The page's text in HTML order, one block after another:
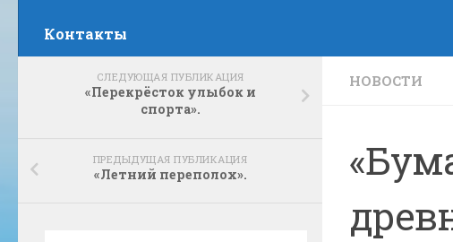
Контакты
НОВОСТИ
СЛЕДУЮЩАЯ ПУБЛИКАЦИЯ
«Перекрёсток улыбок и
спорта».
ПРЕДЫДУЩАЯ ПУБЛИКАЦИЯ
«Летний переполох».